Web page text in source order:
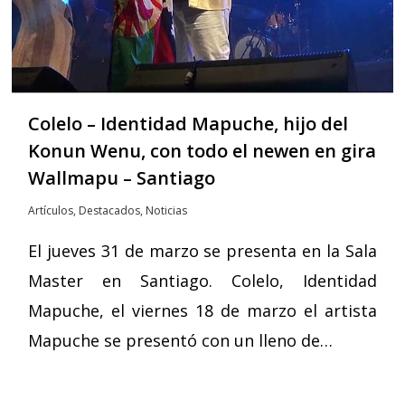
Colelo – Identidad Mapuche, hijo del
Konun Wenu, con todo el newen en gira
Wallmapu – Santiago
Artículos, Destacados, Noticias
El jueves 31 de marzo se presenta en la Sala
Master en Santiago. Colelo, Identidad
Mapuche, el viernes 18 de marzo el artista
Mapuche se presentó con un lleno de…